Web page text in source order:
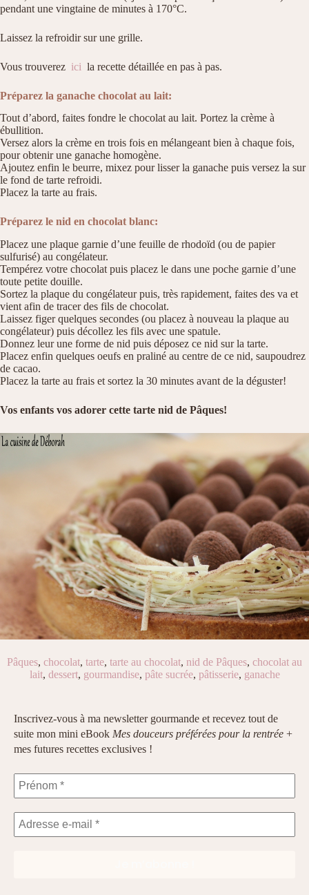
pendant une vingtaine de minutes à 170°C.
Laissez la refroidir sur une grille.
Vous trouverez ici la recette détaillée en pas à pas.
Préparez la ganache chocolat au lait:
Tout d’abord, faites fondre le chocolat au lait. Portez la crème à
ébullition.
Versez alors la crème en trois fois en mélangeant bien à chaque fois,
pour obtenir une ganache homogène.
Ajoutez enfin le beurre, mixez pour lisser la ganache puis versez la sur
le fond de tarte refroidi.
Placez la tarte au frais.
Préparez le nid en chocolat blanc:
Placez une plaque garnie d’une feuille de rhodoïd (ou de papier
sulfurisé) au congélateur.
Tempérez votre chocolat puis placez le dans une poche garnie d’une
toute petite douille.
Sortez la plaque du congélateur puis, très rapidement, faites des va et
vient afin de tracer des fils de chocolat.
Laissez figer quelques secondes (ou placez à nouveau la plaque au
congélateur) puis décollez les fils avec une spatule.
Donnez leur une forme de nid puis déposez ce nid sur la tarte.
Placez enfin quelques oeufs en praliné au centre de ce nid, saupoudrez
de cacao.
Placez la tarte au frais et sortez la 30 minutes avant de la déguster!
Vos enfants vos adorer cette tarte nid de Pâques!
Pâques, chocolat, tarte, tarte au chocolat, nid de Pâques, chocolat au
lait, dessert, gourmandise, pâte sucrée, pâtisserie, ganache
Inscrivez-vous à ma newsletter gourmande et recevez tout de
suite mon mini eBook Mes douceurs préférées pour la rentrée +
mes futures recettes exclusives !